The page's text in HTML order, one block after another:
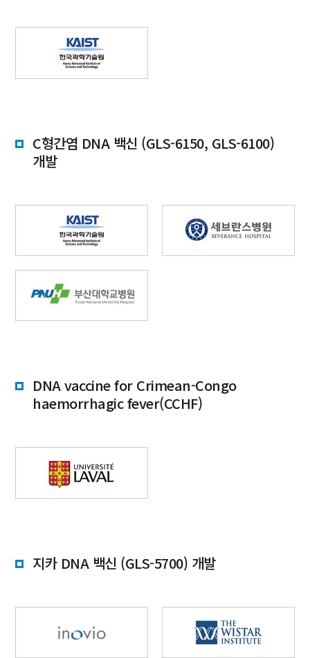
C형간염 DNA 백신 (GLS-6150, GLS-6100)
개발
DNA vaccine for Crimean-Congo
haemorrhagic fever(CCHF)
지카 DNA 백신 (GLS-5700) 개발